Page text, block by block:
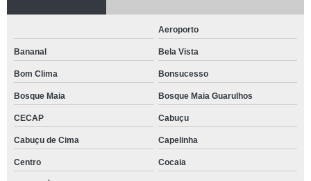
Aeroporto
Bananal Bela Vista
Bom Clima Bonsucesso
Bosque Maia Bosque Maia Guarulhos
CECAP Cabuçu
Cabuçu de Cima Capelinha
Centro Cocaia